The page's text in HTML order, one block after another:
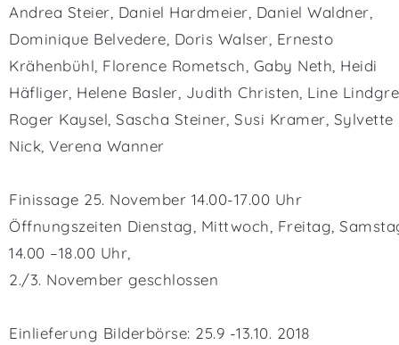
Andrea Steier, Daniel Hardmeier, Daniel Waldner,
Dominique Belvedere, Doris Walser, Ernesto
Krähenbühl, Florence Rometsch, Gaby Neth, Heidi
Häfliger, Helene Basler, Judith Christen, Line
Roger Kaysel, Sascha Steiner, Susi Kramer, Sylvette
Nick, Verena Wanner
Finissage 25. November 14.00-17.00 Uhr
Öffnungszeiten Dienstag, Mittwoch, Freitag,
14.00 –18.00 Uhr,
2./3. November geschlossen
Einlieferung Bilderbörse: 25.9 -13.10. 2018